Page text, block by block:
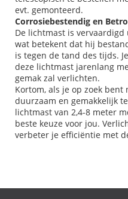
evt. gemonteerd.
Corrosiebestendig en
De lichtmast is
wat betekent dat hij
is tegen de tand des tijds.
deze lichtmast jarenlang
gemak zal verlichten.
Kortom, als je op zoek
duurzaam en gemakkelijk
lichtmast van 2,4-8 meter
beste keuze voor jou.
verbeter je efficiëntie met